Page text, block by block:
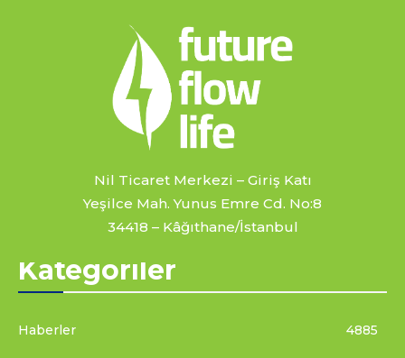
Nil Ticaret Merkezi – Giriş Katı
Yeşilce Mah. Yunus Emre Cd. No:8
34418 – Kâğıthane/İstanbul
Kategoriler
Haberler 4885